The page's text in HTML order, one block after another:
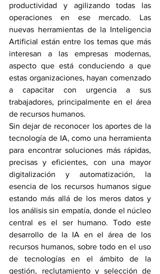
productividad y agilizando todas las
operaciones en ese mercado. Las
nuevas herramientas de la Inteligencia
Artificial están entre los temas que más
interesan a las empresas modernas,
aspecto que está conduciendo a que
estas organizaciones, hayan comenzado
a capacitar con urgencia a sus
trabajadores, principalmente en el área
de recursos humanos.
Sin dejar de reconocer los aportes de la
tecnología de IA, como una herramienta
para encontrar soluciones más rápidas,
precisas y eficientes, con una mayor
digitalización y automatización, la
esencia de los recursos humanos sigue
estando más allá de los meros datos y
los análisis sin empatía, donde el núcleo
central es el ser humano. Todo este
desarrollo de la IA en el área de los
recursos humanos, sobre todo en el uso
de tecnologías en el ámbito de la
gestión, reclutamiento y selección de